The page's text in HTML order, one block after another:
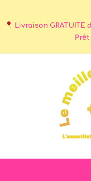
Livraison GRATUITE